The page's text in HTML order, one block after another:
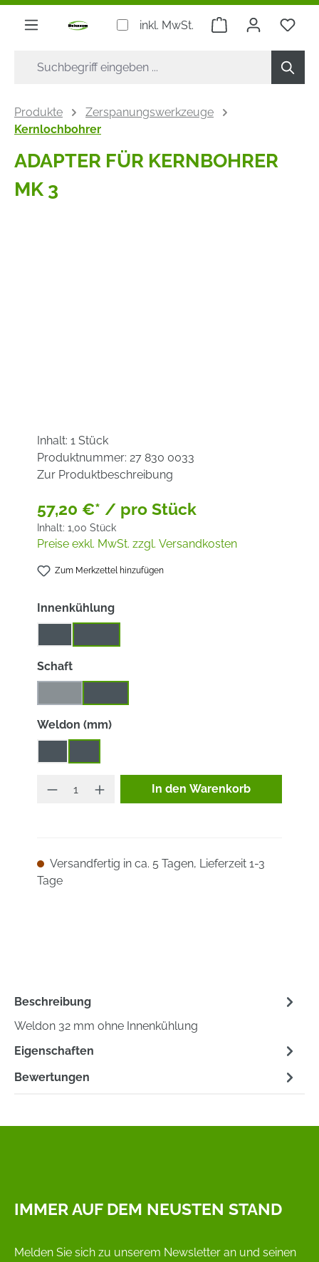
springen
inkl. MwSt. Warenkorb
Produkte
Zerspanungswerkzeuge
Kernlochbohrer
ADAPTER FÜR KERNBOHRER
MK 3
Inhalt: 1 Stück
Produktnummer: 27 830 0033
Zur Produktbeschreibung
57,20 €* / pro Stück
Inhalt: 1,00 Stück
Preise exkl. MwSt. zzgl. Versandkosten
Zum Merkzettel hinzufügen
Innenkühlungauswählen
Schaftauswählen
(Diese Option ist zurzeit nicht verfügbar.)
Weldon (mm)auswählen
Produkt Anzahl: Gib den
In den Warenkorb
Versandfertig in ca. 5 Tagen, Lieferzeit 1-3
Tage
Beschreibung
Weldon 32 mm ohne Innenkühlung
Eigenschaften
Bewertungen
IMMER AUF DEM NEUSTEN STAND
Melden Sie sich zu unserem Newsletter an und seinen